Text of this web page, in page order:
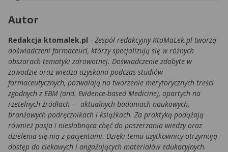
Autor
Redakcja ktomalek.pl - Zespół redakcyjny KtoMaLek.pl tworzą
doświadczeni farmaceuci, którzy specjalizują się w różnych
obszarach tematyki zdrowotnej. Doświadczenie zdobyte w
zawodzie oraz wiedza uzyskana podczas studiów
farmaceutycznych, pozwalają na tworzenie merytorycznych treści
zgodnych z EBM (and. Evidence-based Medicine), opartych na
rzetelnych źródłach — aktualnych badaniach naukowych,
branżowych podręcznikach i książkach. Za praktyką podążają
również pasja i niesłabnąca chęć do poszerzania wiedzy oraz
dzielenia się nią z pacjentami. Dzięki temu użytkownicy otrzymują
dostęp do ciekawych i angażujących materiałów edukacyjnych.